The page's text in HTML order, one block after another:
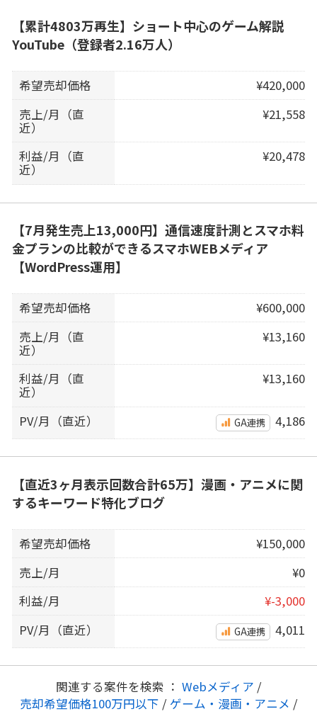
【累計4803万再生】ショート中心のゲーム解説
YouTube（登録者2.16万人）
希望売却価格
¥420,000
売上/月（直
近）
¥21,558
利益/月（直
近）
¥20,478
【7月発生売上13,000円】通信速度計測とスマホ料
金プランの比較ができるスマホWEBメディア
【WordPress運用】
希望売却価格
¥600,000
売上/月（直
近）
¥13,160
利益/月（直
近）
¥13,160
PV/月（直近） GA連携 4,186
【直近3ヶ月表示回数合計65万】漫画・アニメに関
するキーワード特化ブログ
希望売却価格
¥150,000
売上/月
¥0
利益/月
¥-3,000
PV/月（直近）
GA連携 4,011
関連する案件を検索 ： Webメディア /
売却希望価格100万円以下 / ゲーム・漫画・アニメ /